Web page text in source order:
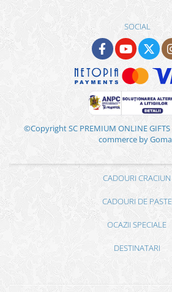
SOCIAL
©Copyright SC PREMIUM ONLINE GIFTS
commerce by
CADOURI CRACIUN
CADOURI DE PASTE
OCAZII SPECIALE
DESTINATARI